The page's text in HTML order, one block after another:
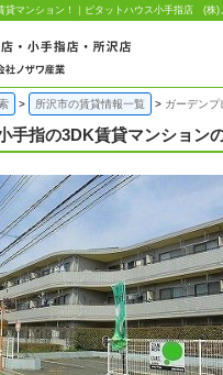
貸マンション！｜ピタットハウス小手指店 (株)
所沢市の賃貸情報一覧 ガーデン
手指の3DK賃貸マンション